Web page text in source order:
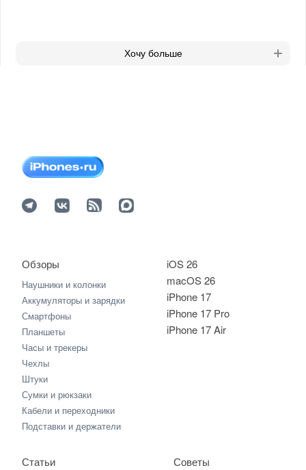
Хочу больше
iOS 26
macOS 26
iPhone 17
iPhone 17 Pro
iPhone 17 Air
Обзоры
Наушники и колонки
Аккумуляторы и зарядки
Смартфоны
Планшеты
Часы и трекеры
Чехлы
Штуки
Сумки и рюкзаки
Кабели и переходники
Подставки и держатели
Статьи
Советы